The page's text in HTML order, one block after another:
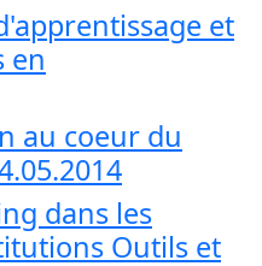
et
en
au coeur du
dans les
Outils et